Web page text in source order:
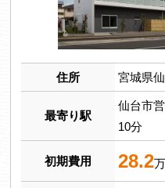
住所 宮城県
最寄り駅
仙台市
10分
初期費用 28.2